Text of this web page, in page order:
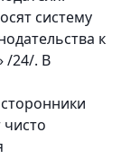
систему
к
/24/. В
чисто